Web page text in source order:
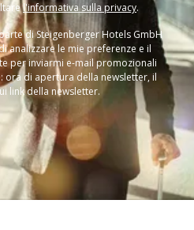
l'informativa sulla privacy.
di Steigenberger Hotels GmbH
analizzare le mie preferenze e il
per inviarmi e-mail promozionali
ora di apertura della newsletter, il
link della newsletter.